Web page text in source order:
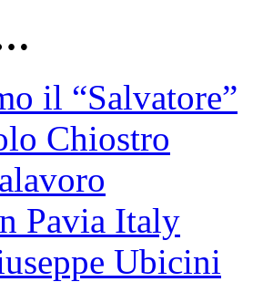
il “Salvatore”
Chiostro
Pavia Italy
Ubicini